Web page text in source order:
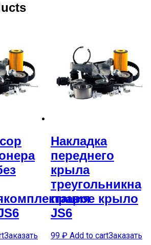
Заказать
Накладка
переднего
крыла
треугольникна
правое крыло
JS6
99 ₽ Add to cartЗаказать